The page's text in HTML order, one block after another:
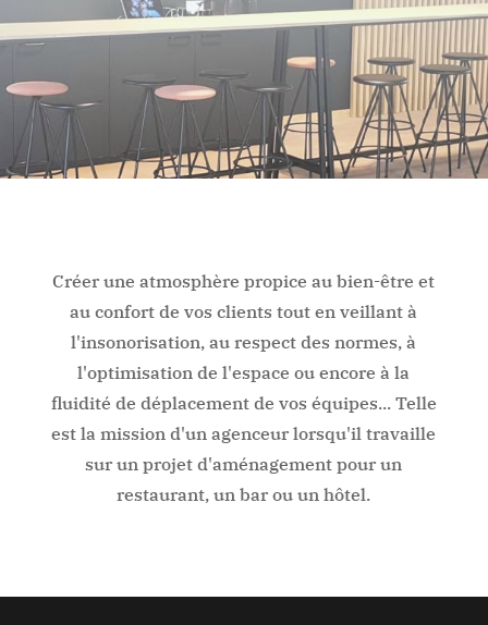
Créer une atmosphère propice au bien-être et
au confort de vos clients tout en veillant à
l'insonorisation, au respect des normes, à
l'optimisation de l'espace ou encore à la
fluidité de déplacement de vos équipes... Telle
est la mission d'un agenceur lorsqu'il travaille
sur un projet d'aménagement pour un
restaurant, un bar ou un hôtel.